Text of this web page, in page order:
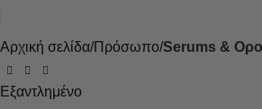
Αρχική σελίδα Πρόσωπο Serums &
Εξαντλημένο